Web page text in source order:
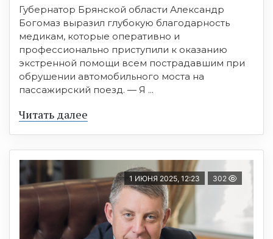
Губернатор Брянской области Александр
Богомаз выразил глубокую благодарность
медикам, которые оперативно и
профессионально приступили к оказанию
экстренной помощи всем пострадавшим при
обрушении автомобильного моста на
пассажирский поезд. — Я ...
Читать далее
1 ИЮНЯ 2025, 12:23 302